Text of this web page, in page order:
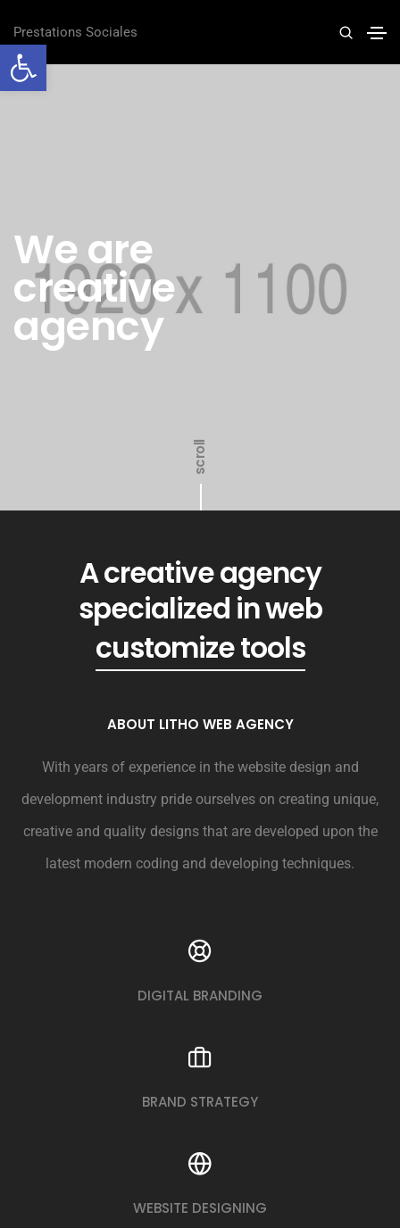
Ouvrir la barre d’outils
Prestations Sociales
scroll
We are
creative
agency
A creative agency
specialized in web
customize tools
ABOUT LITHO WEB AGENCY
With years of experience in the website design and
development industry pride ourselves on creating unique,
creative and quality designs that are developed upon the
latest modern coding and developing techniques.
DIGITAL BRANDING
BRAND STRATEGY
WEBSITE DESIGNING